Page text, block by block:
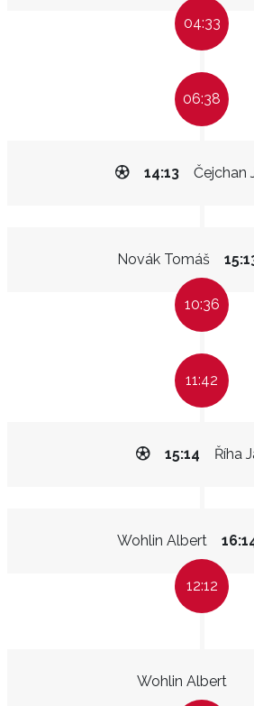
04:33
06:38
Čejchan
14:13
Novák Tomáš
10:36
11:42
Říha
15:14
Wohlin Albert
12:12
Wohlin Albert